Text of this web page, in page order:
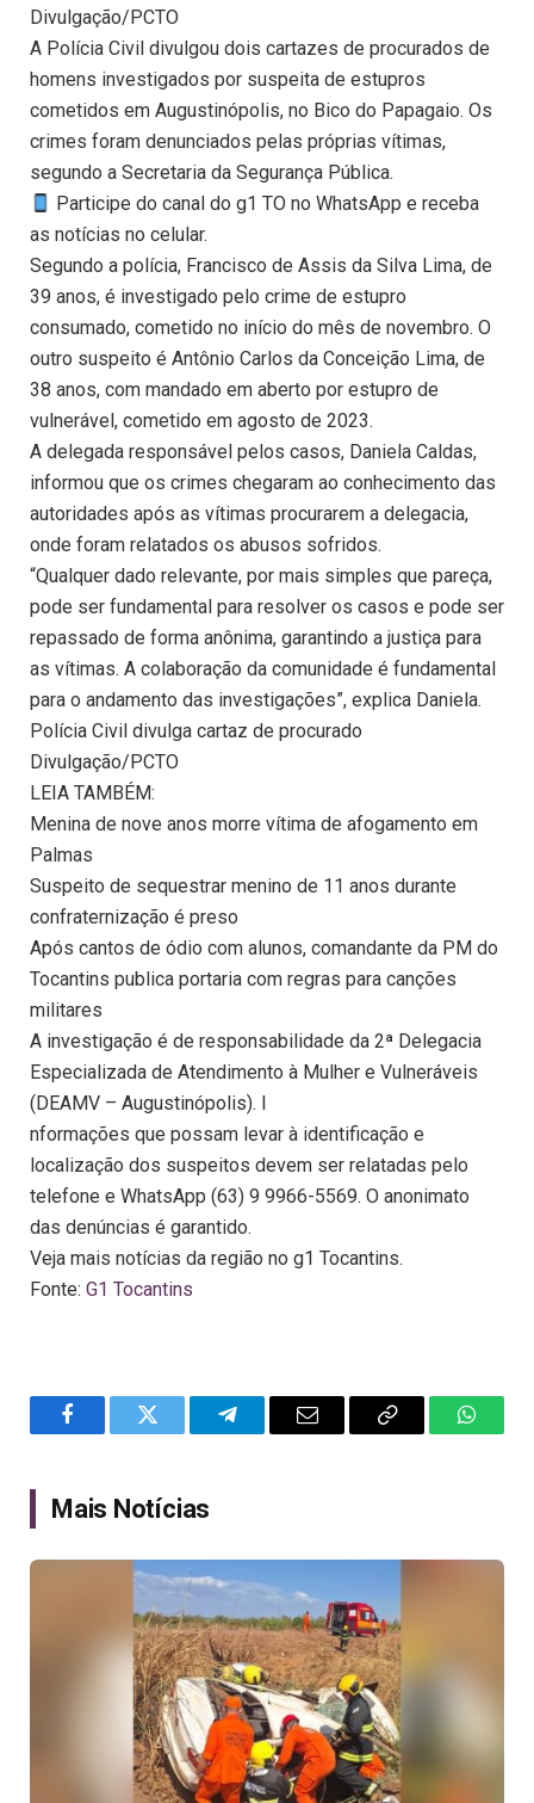
Divulgação/PCTO
A Polícia Civil divulgou dois cartazes de procurados de
homens investigados por suspeita de estupros
cometidos em Augustinópolis, no Bico do Papagaio. Os
crimes foram denunciados pelas próprias vítimas,
segundo a Secretaria da Segurança Pública.
Participe do canal do g1 TO no WhatsApp e receba
as notícias no celular.
Segundo a polícia, Francisco de Assis da Silva Lima, de
39 anos, é investigado pelo crime de estupro
consumado, cometido no início do mês de novembro. O
outro suspeito é Antônio Carlos da Conceição Lima, de
38 anos, com mandado em aberto por estupro de
vulnerável, cometido em agosto de 2023.
A delegada responsável pelos casos, Daniela Caldas,
informou que os crimes chegaram ao conhecimento das
autoridades após as vítimas procurarem a delegacia,
onde foram relatados os abusos sofridos.
“Qualquer dado relevante, por mais simples que pareça,
pode ser fundamental para resolver os casos e pode ser
repassado de forma anônima, garantindo a justiça para
as vítimas. A colaboração da comunidade é fundamental
para o andamento das investigações”, explica Daniela.
Polícia Civil divulga cartaz de procurado
Divulgação/PCTO
LEIA TAMBÉM:
Menina de nove anos morre vítima de afogamento em
Palmas
Suspeito de sequestrar menino de 11 anos durante
confraternização é preso
Após cantos de ódio com alunos, comandante da PM do
Tocantins publica portaria com regras para canções
militares
A investigação é de responsabilidade da 2ª Delegacia
Especializada de Atendimento à Mulher e Vulneráveis
(DEAMV – Augustinópolis). I
nformações que possam levar à identificação e
localização dos suspeitos devem ser relatadas pelo
telefone e WhatsApp (63) 9 9966-5569. O anonimato
das denúncias é garantido.
Veja mais notícias da região no g1 Tocantins.
Fonte: G1 Tocantins
FacebookTwitter TelegramEmail
Copy
Mais Notícias